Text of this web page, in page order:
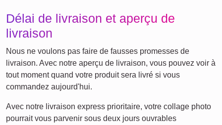
Délai de livraison et aperçu de
livraison
Nous ne voulons pas faire de fausses promesses de
livraison. Avec notre aperçu de livraison, vous pouvez voir à
tout moment quand votre produit sera livré si vous
commandez aujourd'hui.
Avec notre livraison express prioritaire, votre collage photo
pourrait vous parvenir sous deux jours ouvrables